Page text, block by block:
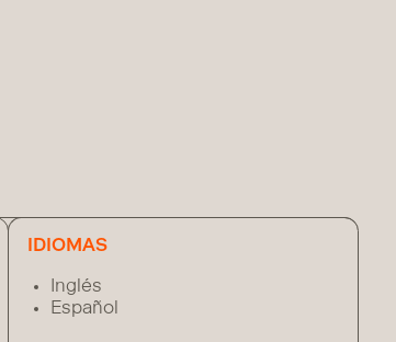
IDIOMAS
Inglés
Español